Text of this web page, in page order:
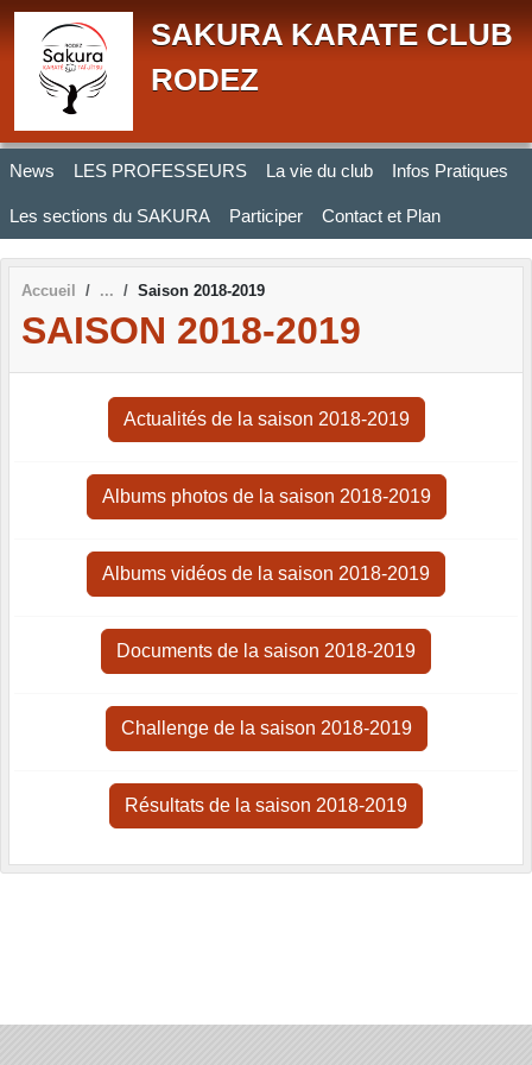
SAKURA KARATE CLUB
RODEZ
News LES PROFESSEURS La vie du club Infos Pratiques
Les sections du SAKURA Participer Contact et Plan
Accueil Saison 2018-2019
SAISON 2018-2019
Actualités de la saison 2018-2019
Albums photos de la saison 2018-2019
Albums vidéos de la saison 2018-2019
Documents de la saison 2018-2019
Challenge de la saison 2018-2019
Résultats de la saison 2018-2019
Panneau de gestion des cookies